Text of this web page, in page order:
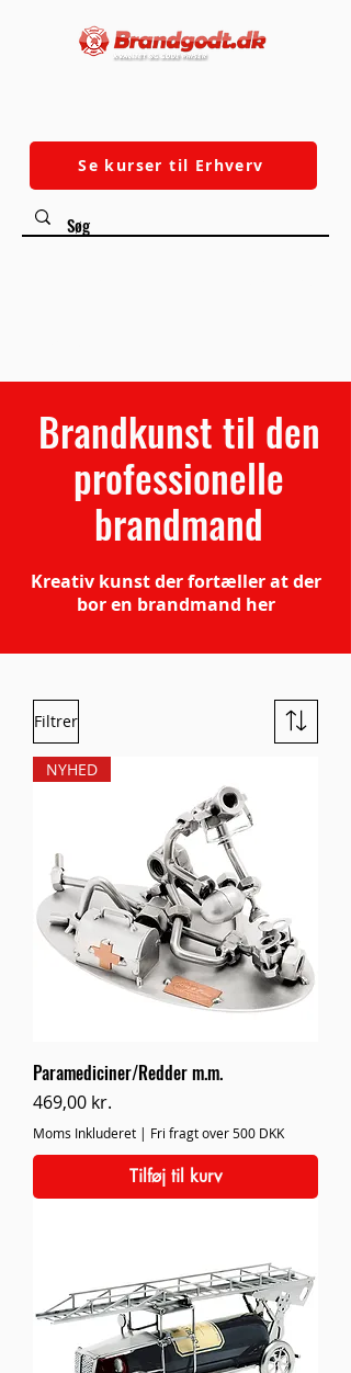
Se kurser til Erhverv
Brandkunst til den
professionelle
brandmand
Kreativ kunst der fortæller at der
bor en brandmand her
Filtrer
NYHED
Paramediciner/Redder m.m.
Pris
469,00 kr.
Moms Inkluderet | Fri fragt over 500 DKK
Tilføj til kurv